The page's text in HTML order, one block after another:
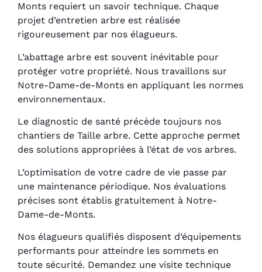
Monts requiert un savoir technique. Chaque
projet d’entretien arbre est réalisée
rigoureusement par nos élagueurs.
L’abattage arbre est souvent inévitable pour
protéger votre propriété. Nous travaillons sur
Notre-Dame-de-Monts en appliquant les normes
environnementaux.
Le diagnostic de santé précède toujours nos
chantiers de Taille arbre. Cette approche permet
des solutions appropriées à l’état de vos arbres.
L’optimisation de votre cadre de vie passe par
une maintenance périodique. Nos évaluations
précises sont établis gratuitement à Notre-
Dame-de-Monts.
Nos élagueurs qualifiés disposent d’équipements
performants pour atteindre les sommets en
toute sécurité. Demandez une visite technique